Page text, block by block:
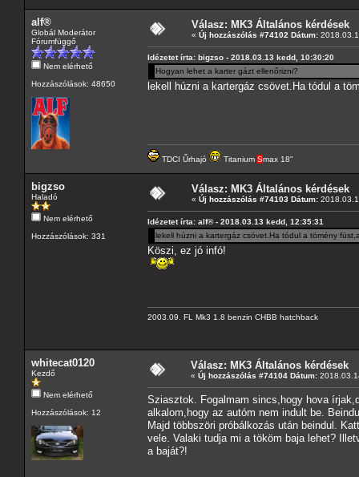
alf®
Globál Moderátor
Fórumfüggő
Nem elérhető
Hozzászólások: 48650
Válasz: MK3 Általános kérdések
« Új hozzászólás #74102 Dátum:
Idézetet írta: bigzso - 2018.03.13 kedd, 10:30:20
Hogyan lehet a karter gázt ellenőrizni?
lekell húzni a kartergáz csövet.Ha tódul a
TDCI Űrhajó Titanium Smax 18"
bigzso
Haladó
Nem elérhető
Hozzászólások: 331
Válasz: MK3 Általános kérdések
« Új hozzászólás #74103 Dátum:
Idézetet írta: alf® - 2018.03.13 kedd, 12:35:31
lekell húzni a kartergáz csövet.Ha tódul a tömény
Köszi, ez jó infó!
2003.09. FL Mk3 1.8 benzin CHBB hatchback
whitecat0120
Kezdő
Nem elérhető
Hozzászólások: 12
Válasz: MK3 Általános kérdések
« Új hozzászólás #74104 Dátum:
Sziasztok. Fogalmam sincs,hogy hova
alkalom,hogy az autóm nem indult be.
Majd többszöri próbálkozás után beindul.
vele. Valaki tudja mi a tököm baja lehet?
a baját?!